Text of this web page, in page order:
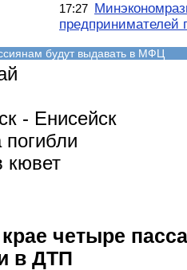
17:27
предпринимателей
будут выдавать в МФЦ
- Енисейск
кювет
четыре
в ДТП